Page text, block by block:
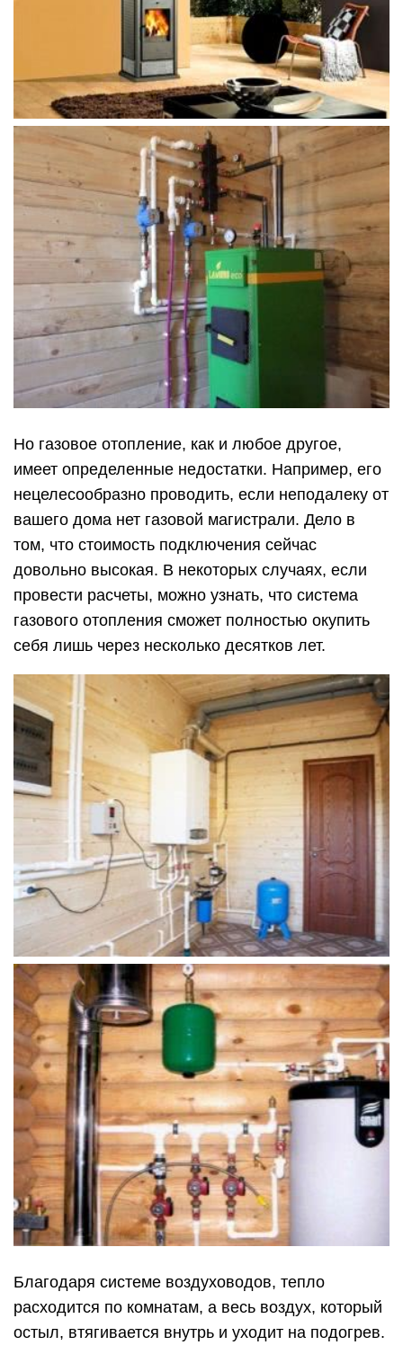
Но газовое отопление, как и любое другое,
имеет определенные недостатки. Например, его
нецелесообразно проводить, если неподалеку от
вашего дома нет газовой магистрали. Дело в
том, что стоимость подключения сейчас
довольно высокая. В некоторых случаях, если
провести расчеты, можно узнать, что система
газового отопления сможет полностью окупить
себя лишь через несколько десятков лет.
Благодаря системе воздуховодов, тепло
расходится по комнатам, а весь воздух, который
остыл, втягивается внутрь и уходит на подогрев.